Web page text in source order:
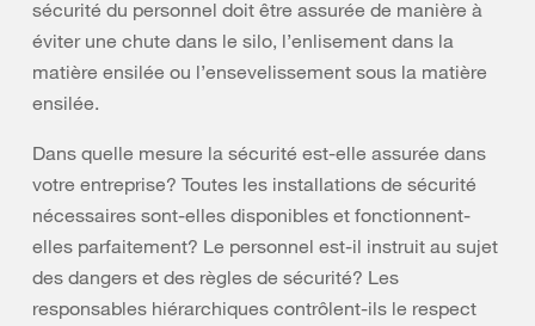
sécurité du personnel doit être assurée de manière à
éviter une chute dans le silo, l’enlisement dans la
matière ensilée ou l’ensevelissement sous la matière
ensilée.
Dans quelle mesure la sécurité est-elle assurée dans
votre entreprise? Toutes les installations de sécurité
nécessaires sont-elles disponibles et fonctionnent-
elles parfaitement? Le personnel est-il instruit au sujet
des dangers et des règles de sécurité? Les
responsables hiérarchiques contrôlent-ils le respect